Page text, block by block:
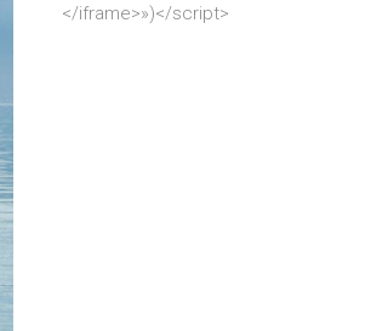
</iframe>»)</script>